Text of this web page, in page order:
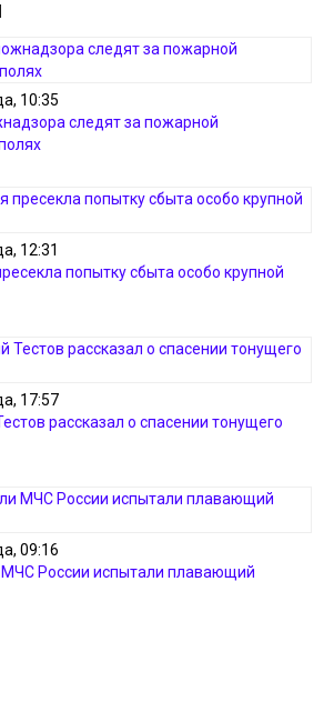
10:35
следят за пожарной
12:31
попытку сбыта особо крупной
17:57
рассказал о спасении тонущего
09:16
МЧС России испытали плавающий